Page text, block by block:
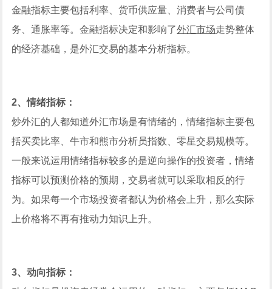
金融指标主要包括利率、货币供应量、消费者与公司债
务、通胀率等。金融指标决定和影响了外汇市场走势整体
的经济基础，是外汇交易的基本分析指标。
2、情绪指标：
炒外汇的人都知道外汇市场是有情绪的，情绪指标主要包
括买卖比率、牛市和熊市分析员指数、零星交易规模等。
一般来说运用情绪指标较多的是逆向操作的投资者，情绪
指标可以预测价格的预期，交易者就可以采取相反的行
为。如果每一个市场投资者都认为价格会上升，那么实际
上价格将不再有推动力知识上升。
3、动向指标：